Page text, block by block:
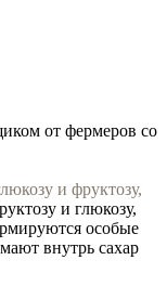
от фермеров со
и фруктозу,
и глюкозу,
особые
внутрь сахар